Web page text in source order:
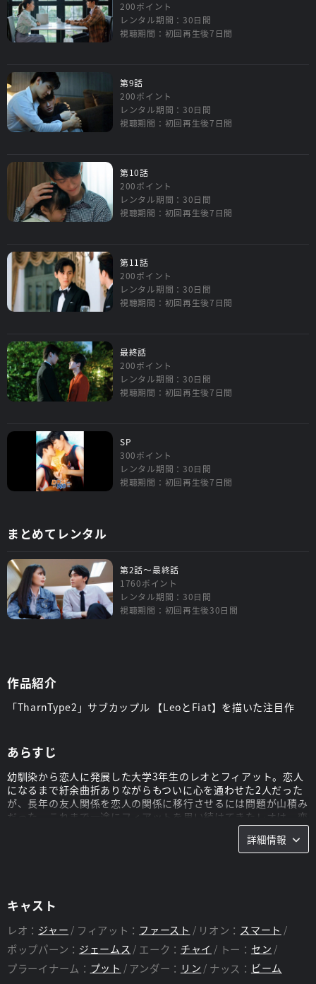
200ポイント
レンタル期間：30日間
視聴期間：初回再生後7日間
第9話
200ポイント
レンタル期間：30日間
視聴期間：初回再生後7日間
第10話
200ポイント
レンタル期間：30日間
視聴期間：初回再生後7日間
第11話
200ポイント
レンタル期間：30日間
視聴期間：初回再生後7日間
最終話
200ポイント
レンタル期間：30日間
視聴期間：初回再生後7日間
SP
300ポイント
レンタル期間：30日間
視聴期間：初回再生後7日間
まとめてレンタル
第2話～最終話
1760ポイント
レンタル期間：30日間
視聴期間：初回再生後30日間
作品紹介
「TharnType2」サブカップル 【LeoとFiat】を描いた注目作
あらすじ
幼馴染から恋人に発展した大学3年生のレオとフィアット。恋人
になるまで紆余曲折ありながらもついに心を通わせた2人だった
が、長年の友人関係を恋人の関係に移行させるには問題が山積み
だった。これまで一途にフィアットを思い続けてきたレオは、恋
愛経験の豊富な彼にどのような愛情表現をすればいいかわから
ず、戸惑う日々が続いていた。そしてお互いに、「友人」として
は言えていた言葉が「恋人」に変わってからは伝えられなくなっ
真が届き…。
スタッフ
監督： パーサウット・スックブア
脚本： オーラワン・ウィチャヤワナクン/MAME
詳細情報
キャスト
レオ： ジャー フィアット： ファースト リオン： スマート
ポップパーン： ジェームス エーク： チャイ トー： セン
プラーイナーム： プット アンダー： リン ナッス： ビーム